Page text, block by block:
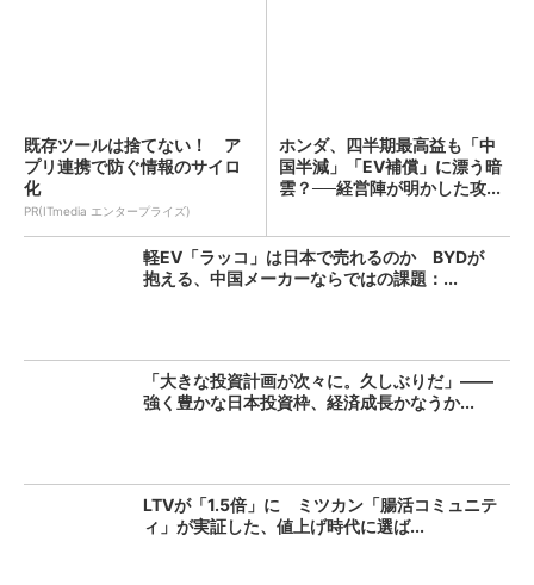
既存ツールは捨てない！ ア
プリ連携で防ぐ情報のサイロ
化
PR(ITmedia エンタープライズ)
ホンダ、四半期最高益も「中
国半減」「EV補償」に漂う暗
雲？──経営陣が明かした攻...
軽EV「ラッコ」は日本で売れるのか BYDが
抱える、中国メーカーならではの課題：...
「大きな投資計画が次々に。久しぶりだ」――
強く豊かな日本投資枠、経済成長かなうか...
LTVが「1.5倍」に ミツカン「腸活コミュニテ
ィ」が実証した、値上げ時代に選ば...